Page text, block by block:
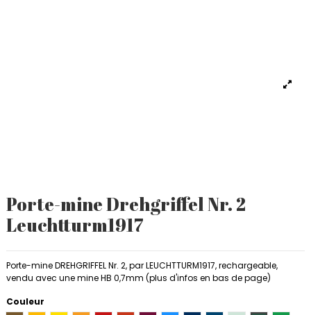
Porte-mine Drehgriffel Nr. 2
Leuchtturm1917
Porte-mine DREHGRIFFEL Nr. 2, par LEUCHTTURM1917, rechargeable,
vendu avec une mine HB 0,7mm (plus d'infos en bas de page)
Couleur